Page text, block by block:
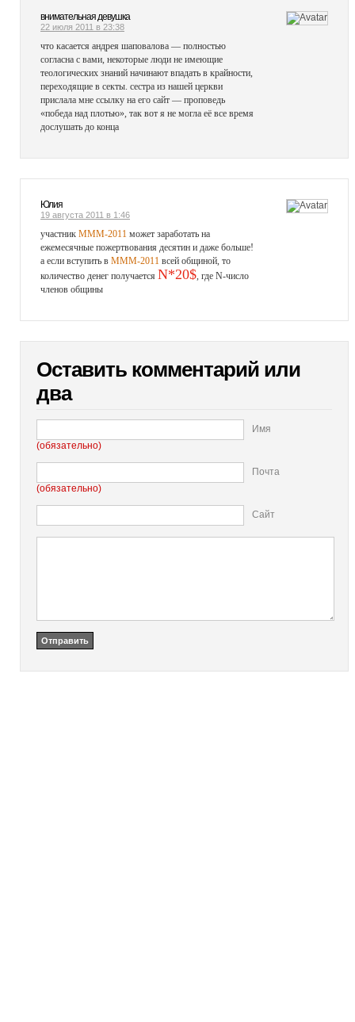
внимательная девушка
22 июля 2011 в 23:38
что касается андрея шаповалова — полностью
согласна с вами, некоторые люди не имеющие
теологических знаний начинают впадать в крайности,
переходящие в секты. сестра из нашей церкви
прислала мне ссылку на его сайт — проповедь
«победа над плотью», так вот я не могла её все время
дослушать до конца
Юлия
19 августа 2011 в 1:46
участник MMM-2011 может заработать на
ежемесячные пожертвования десятин и даже больше!
а если вступить в MMM-2011 всей общиной, то
количество денег получается N*20$, где N-число
членов общины
Оставить комментарий или
два
Имя
(обязательно)
Почта
(обязательно)
Сайт